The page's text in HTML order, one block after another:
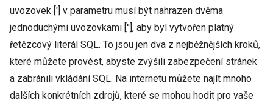
uvozovek ['] v parametru musí být nahrazen dvěma
jednoduchými uvozovkami [''], aby byl vytvořen platný
řetězcový literál SQL. To jsou jen dva z nejběžnějších kroků,
které můžete provést, abyste zvýšili zabezpečení stránek
a zabránili vkládání SQL. Na internetu můžete najít mnoho
dalších konkrétních zdrojů, které se mohou hodit pro vaše